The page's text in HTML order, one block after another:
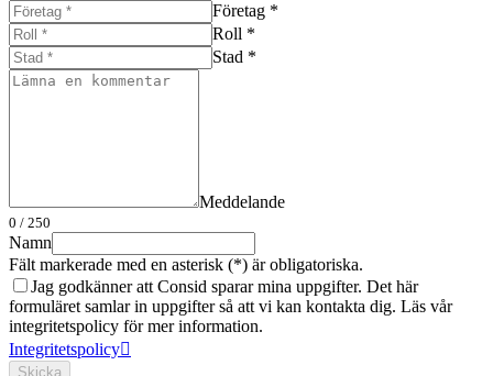
Företag *
Roll *
Stad *
Meddelande
0 / 250
Namn
Fält markerade med en asterisk (*) är obligatoriska.
Jag godkänner att Consid sparar mina uppgifter. Det här
formuläret samlar in uppgifter så att vi kan kontakta dig. Läs vår
integritetspolicy för mer information.
Integritetspolicy
Skicka